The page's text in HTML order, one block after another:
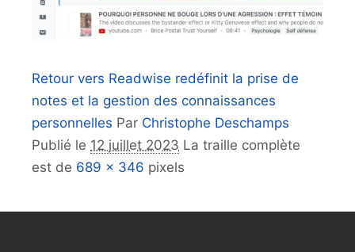
Retour vers Readwise redéfinit la prise de
notes et la gestion des connaissances
personnelles Par Christophe Deschamps
Publié le 12 juillet 2023 La traille complète
est de 689 × 346 pixels